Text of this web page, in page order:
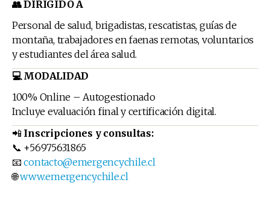
👥 DIRIGIDO A
Personal de salud, brigadistas, rescatistas, guías de
montaña, trabajadores en faenas remotas, voluntarios
y estudiantes del área salud.
💻 MODALIDAD
100% Online – Autogestionado
Incluye evaluación final y certificación digital.
📲 Inscripciones y consultas:
📞 +56975631865
📧contacto@emergencychile.cl
🌐www.emergencychile.cl